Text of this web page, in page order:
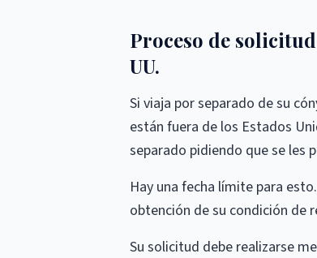
Proceso de
UU.
Si viaja por separado de su
están fuera de los Estados
separado pidiendo que se les
Hay una fecha límite para
obtención de su condición de
Su solicitud debe realizarse